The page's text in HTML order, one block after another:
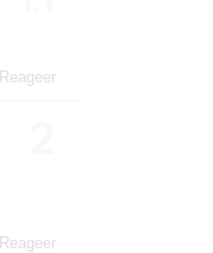
Reageer
Reageer